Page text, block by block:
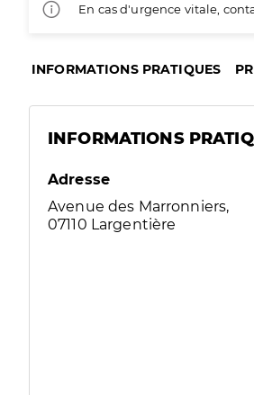
En cas d'urgence vitale,
INFORMATIONS PRATIQUES
INFORMATIONS
Adresse
Avenue des Marronniers,
07110 Largentière